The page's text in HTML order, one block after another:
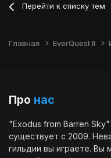
Перейти к списку тем
Главная EverQuest II
Про нас
"Exodus from Barren
существует с 2009.
гильдии вы играете. Вы